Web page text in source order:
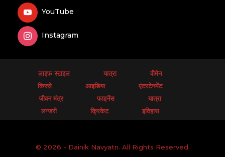
YouTube
Instagram
लाइफ स्टाइल यात्रा
वीमेन
किस्से
आइडिया
एंटरटेनमेंट
जीवन मंत्र
फाइनेंस
यात्रा
लग्जरी
क्रिकेट इतिहास
© 2026 - Dainik Navyatn. All Rights Reserved.